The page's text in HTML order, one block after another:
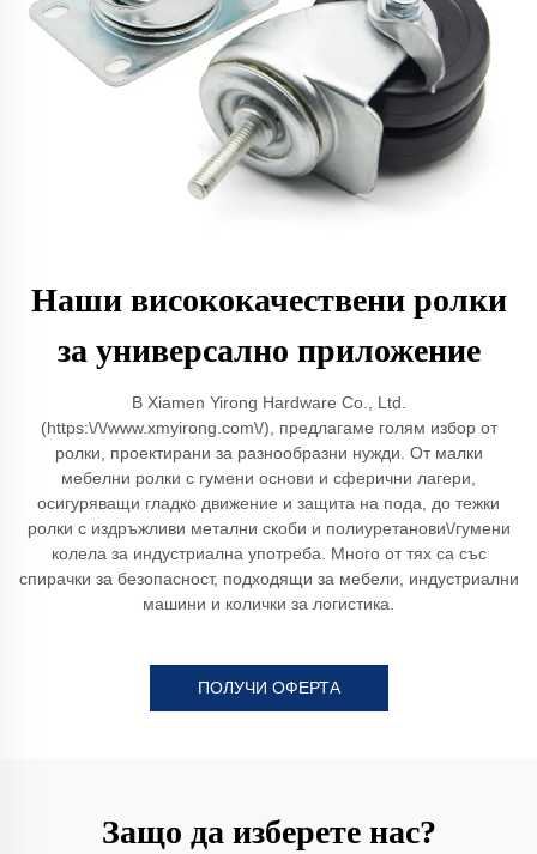
Наши висококачествени ролки
за универсално приложение
В Xiamen Yirong Hardware Co., Ltd.
(https:\/\/www.xmyirong.com\/), предлагаме голям избор от
ролки, проектирани за разнообразни нужди. От малки
мебелни ролки с гумени основи и сферични лагери,
осигуряващи гладко движение и защита на пода, до тежки
ролки с издръжливи метални скоби и полиуретанови\/гумени
колела за индустриална употреба. Много от тях са със
спирачки за безопасност, подходящи за мебели, индустриални
машини и колички за логистика.
ПОЛУЧИ ОФЕРТА
Защо да изберете нас?